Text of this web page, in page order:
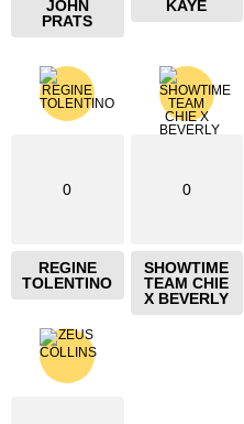
JOHN
PRATS
KAYE
0
REGINE
TOLENTINO
0
SHOWTIME
TEAM CHIE
X BEVERLY